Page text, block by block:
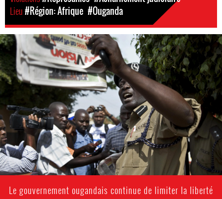
Lieu#Région: Afrique #Ouganda
#Uganda-
general-
context.jpg
Le gouvernement ougandais continue de limiter la liberté